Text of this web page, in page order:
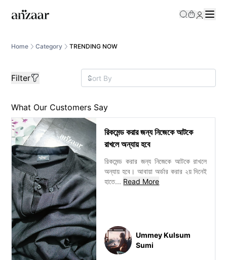
Home Category TRENDING NOW
Filter
What Our Customers Say
রিকমেন্ড করার জন্য নিজেকে আটকে
রাখলে অন্যায় হবে
রিকমেন্ড করার জন্য নিজেকে আটকে রাখলে
অন্যায় হবে। আবায়া অর্ডার করার ২য় দিনেই
হাতে... Read More
Ummey Kulsum
Sumi